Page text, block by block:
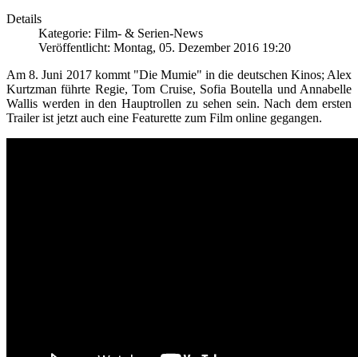
Details
Kategorie: Film- & Serien-News
Veröffentlicht: Montag, 05. Dezember 2016 19:20
Am 8. Juni 2017 kommt "Die Mumie" in die deutschen Kinos; Alex
Kurtzman führte Regie, Tom Cruise, Sofia Boutella und Annabelle
Wallis werden in den Hauptrollen zu sehen sein. Nach dem ersten
Trailer ist jetzt auch eine Featurette zum Film online gegangen.